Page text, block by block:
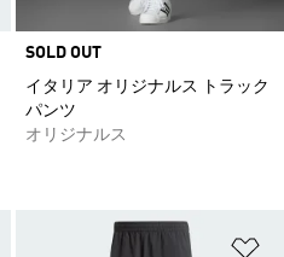
SOLD OUT
イタリア オリジナルス トラック
パンツ
オリジナルス
ほしいものリストに追加